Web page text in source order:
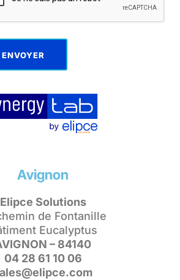
Avignon
Elipce Solutions
de Fontanille
Eucalyptus
– 84140
04 28 61 10 06